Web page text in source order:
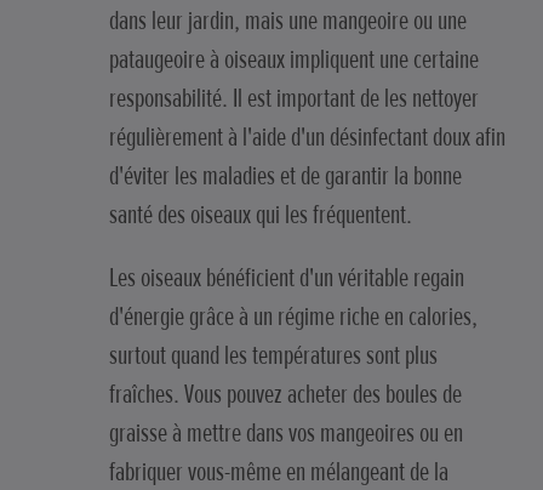
dans leur jardin, mais une mangeoire ou une
pataugeoire à oiseaux impliquent une certaine
responsabilité. Il est important de les nettoyer
régulièrement à l'aide d'un désinfectant doux afin
d'éviter les maladies et de garantir la bonne
santé des oiseaux qui les fréquentent.
Les oiseaux bénéficient d'un véritable regain
d'énergie grâce à un régime riche en calories,
surtout quand les températures sont plus
fraîches. Vous pouvez acheter des boules de
graisse à mettre dans vos mangeoires ou en
fabriquer vous-même en mélangeant de la